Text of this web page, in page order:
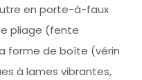
en porte-à-faux
pliage (fente
forme de boîte (vérin
à lames vibrantes,